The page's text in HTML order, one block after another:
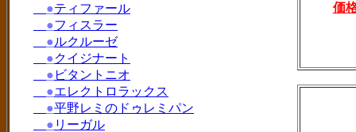
価
●ティファール
●フィスラー
●ルクルーゼ
●クイジナート
● ビタントニオ
●エレクトロラックス
●平野レミのドゥレミパン
● リーガル